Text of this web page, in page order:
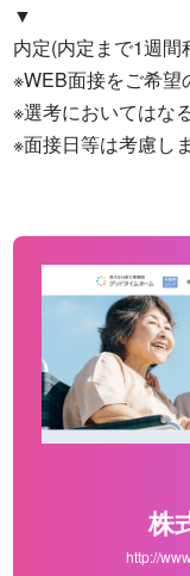
▼
内定(内定まで1週間
※WEB面接をご希望
※選考においてはな
※面接日等は考慮し
株
http://